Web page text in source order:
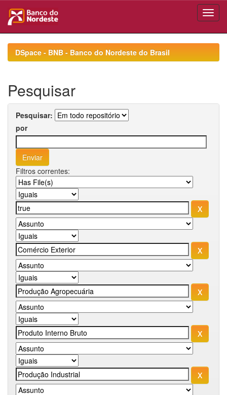
navigationDSpace - BNB - Banco do Nordeste do Brasil
Pesquisar
Pesquisar:
por
Filtros correntes: